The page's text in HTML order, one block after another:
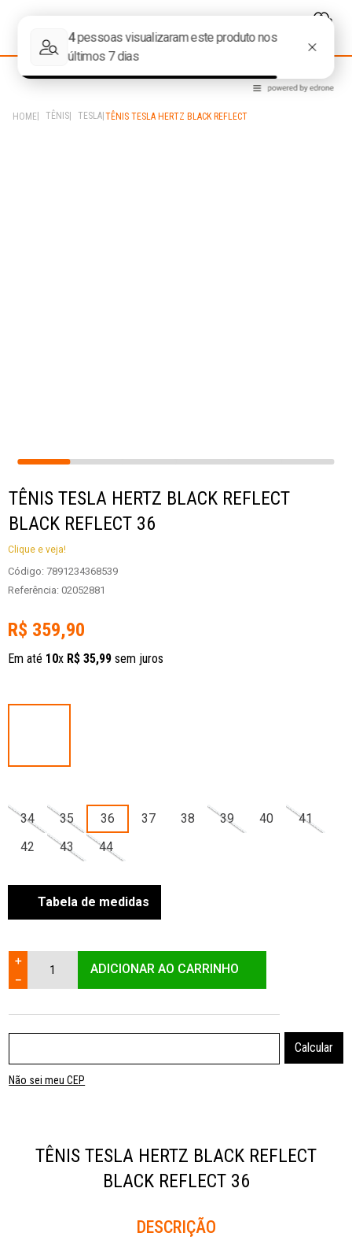
TÊNIS TESLA TÊNIS TESLA HERTZ BLACK REFLECT
TÊNIS TESLA HERTZ BLACK REFLECT
BLACK REFLECT 36
Clique e veja!
Código: 7891234368539
Referência: 02052881
R$ 359,90
Em até 10x R$ 35,99 sem juros
34 35 36 37 38 39 40
41
42
43 44
Tabela de medidas
＋
－
ADICIONAR AO CARRINHO
Não sei meu CEP
TÊNIS TESLA HERTZ BLACK REFLECT
BLACK REFLECT 36
Descrição